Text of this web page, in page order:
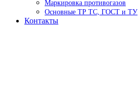
Маркировка противогазов
Основные ТР ТС, ГОСТ и ТУ
Контакты